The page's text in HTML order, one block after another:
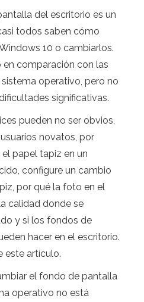
del escritorio es un
todos saben cómo
10 o cambiarlos.
comparación con las
operativo, pero no
significativas.
pueden no ser obvios,
novatos, por
papel tapiz en un
configure un cambio
por qué la foto en el
calidad donde se
y si los fondos de
hacer en el escritorio.
este artículo.
el fondo de pantalla
operativo no está